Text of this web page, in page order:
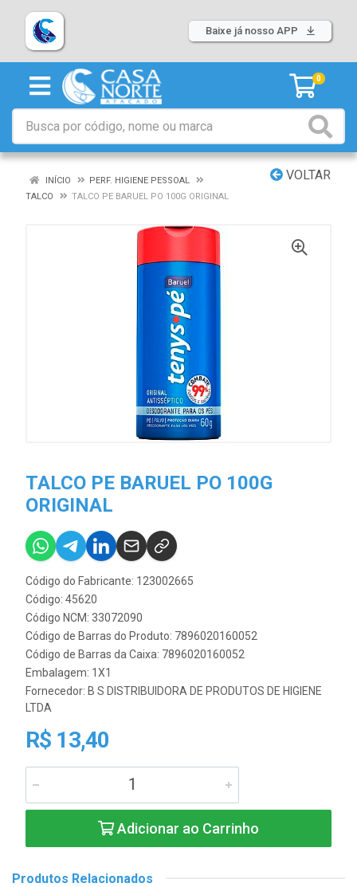
Baixe já nosso APP
0
VOLTAR
INÍCIO
PERF. HIGIENE PESSOAL
TALCO
TALCO PE BARUEL PO 100G ORIGINAL
TALCO PE BARUEL PO 100G
ORIGINAL
Código do Fabricante: 123002665
Código: 45620
Código NCM: 33072090
Código de Barras do Produto: 7896020160052
Código de Barras da Caixa: 7896020160052
Embalagem: 1X1
Fornecedor: B S DISTRIBUIDORA DE PRODUTOS DE HIGIENE
LTDA
R$ 13,40
Adicionar ao Carrinho
Produtos Relacionados